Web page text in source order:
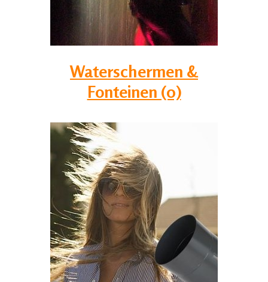
Waterschermen &
Fonteinen (0)